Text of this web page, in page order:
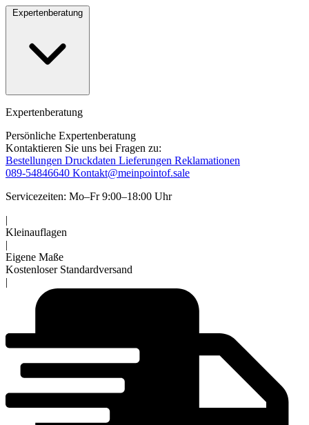
Expertenberatung
Expertenberatung
Persönliche Expertenberatung
Kontaktieren Sie uns bei Fragen zu:
Bestellungen Druckdaten Lieferungen Reklamationen
089-54846640 Kontakt@meinpointof.sale
Servicezeiten: Mo–Fr 9:00–18:00 Uhr
|
Kleinauflagen
|
Eigene Maße
Kostenloser Standardversand
|